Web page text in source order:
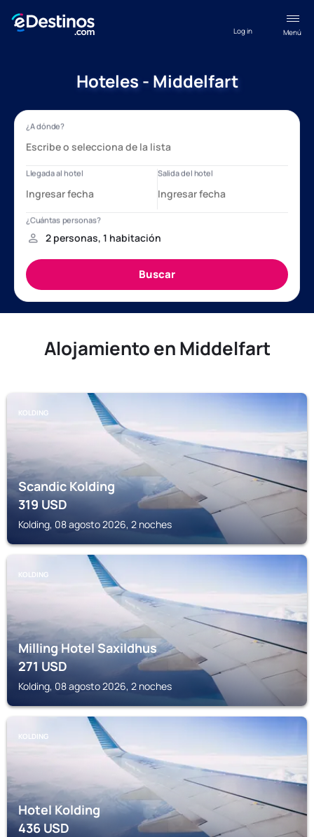
Menú
Log in
Hoteles - Middelfart
Alojamiento en Middelfart
KOLDING
Scandic Kolding
319USD
Kolding, 08 agosto 2026, 2 noches
KOLDING
Milling Hotel Saxildhus
271USD
Kolding, 08 agosto 2026, 2 noches
KOLDING
Hotel Kolding
436USD